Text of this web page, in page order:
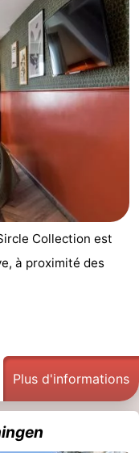
Collection est
à proximité des
Plus d'informations